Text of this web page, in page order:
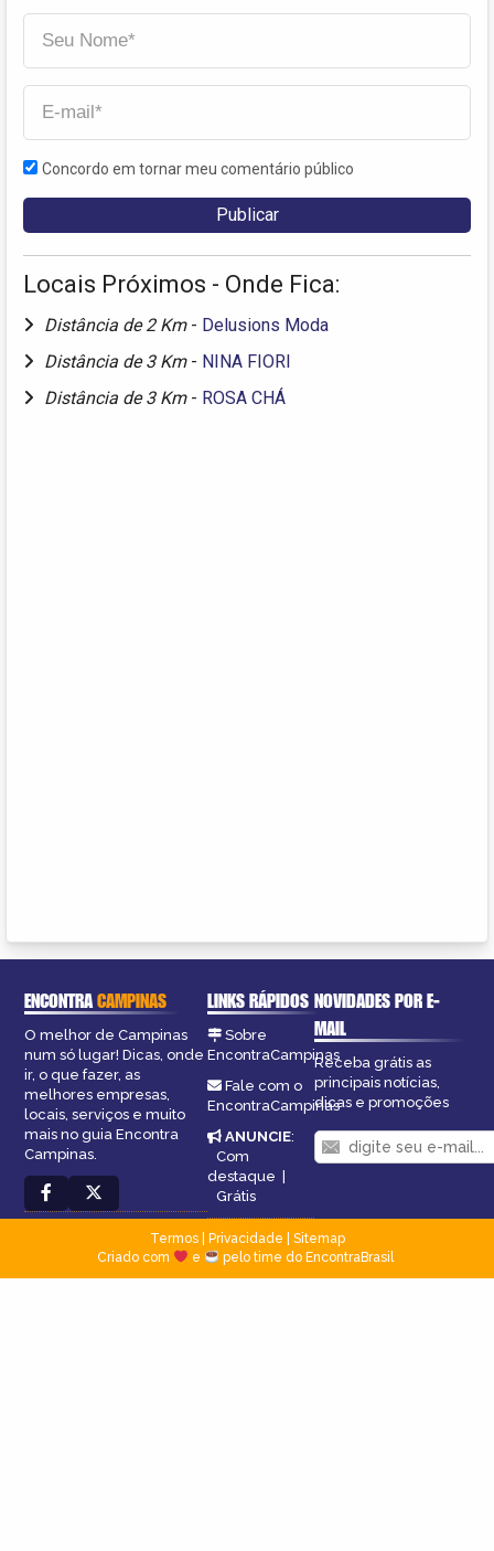
Concordo em tornar meu comentário público
Locais Próximos - Onde Fica:
Distância de 2 Km - Delusions Moda
Distância de 3 Km - NINA FIORI
Distância de 3 Km - ROSA CHÁ
ENCONTRACAMPINAS
O melhor de Campinas
num só lugar! Dicas, onde
ir, o que fazer, as
melhores empresas,
locais, serviços e muito
mais no guia Encontra
Campinas.
LINKS RÁPIDOS
Sobre
EncontraCampinas
Fale com o
EncontraCampinas
ANUNCIE:
Com
destaque |
Grátis
NOVIDADES POR E-
MAIL
Receba grátis as
principais notícias,
dicas e promoções
Termos| Privacidade
Sitemap
Criado com
e pelo time do EncontraBrasil